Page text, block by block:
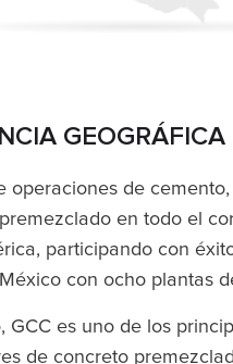
GEOGRÁFICA
operaciones de
en todo el
participando con
con ocho plantas
GCC es uno de los
de concreto